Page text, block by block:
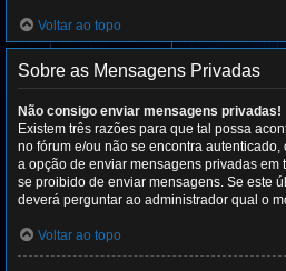
Voltar ao topo
Sobre as Mensagens Privadas
Não consigo enviar mensagens privadas!
Existem três razões para que tal possa
no fórum e/ou não se encontra
a opção de enviar mensagens privadas em
se proibido de enviar mensagens. Se este
deverá perguntar ao administrador qual o
Voltar ao topo